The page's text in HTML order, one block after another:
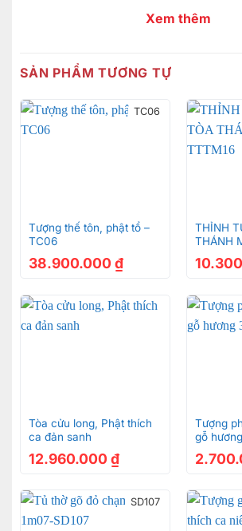
Xem thêm
SẢN PHẨM TƯƠNG TỰ
TC06
Tượng thế tôn, phật tổ –
TC06
38.900.000 ₫
THỈNH
THÁNH
Tòa cửu long, Phật thích
ca đản sanh
12.960.000 ₫
Tượng
gỗ
SD107